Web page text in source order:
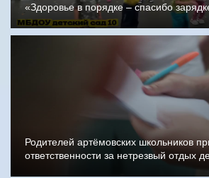
«Здоровье в порядке – спасибо
Родителей артёмовских школьников
ответственности за нетрезвый отдых